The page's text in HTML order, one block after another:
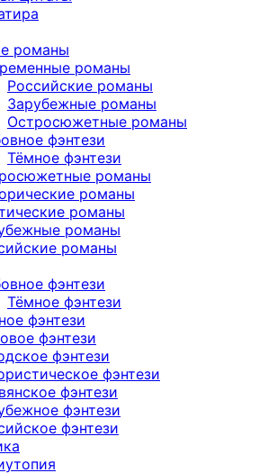
романы
романы
Российские романы
Зарубежные романы
Остросюжетные романы
фэнтези
Тёмное фэнтези
романы
романы
романы
романы
романы
фэнтези
Тёмное фэнтези
фэнтези
фэнтези
фэнтези
фэнтези
фэнтези
фэнтези
фэнтези